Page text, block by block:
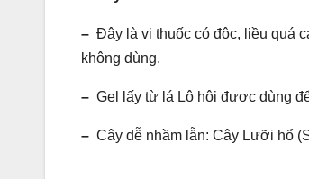
– Đây là vị thuốc có độc, liều quá
không dùng.
– Gel lấy từ lá Lô hội được dùng
– Cây dễ nhầm lẫn: Cây Lưỡi hổ